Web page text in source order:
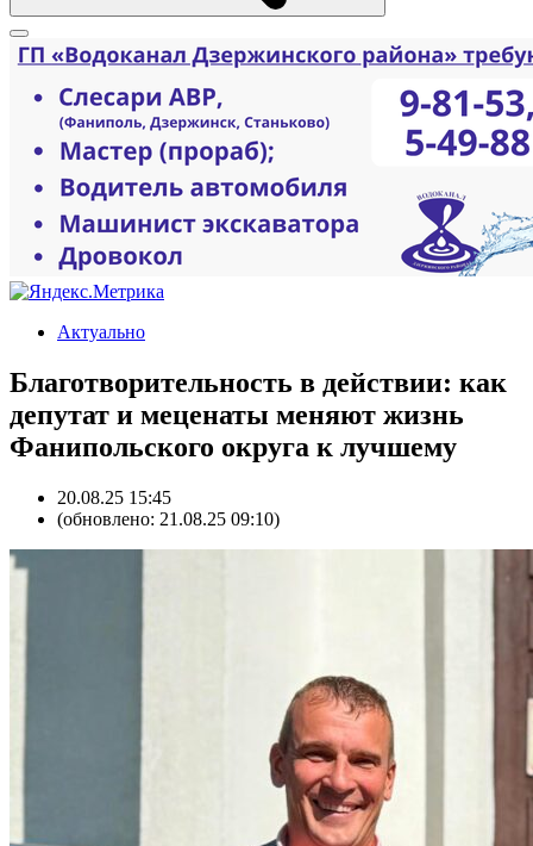
Актуально
Благотворительность в действии: как
депутат и меценаты меняют жизнь
Фанипольского округа к лучшему
20.08.25 15:45
(обновлено: 21.08.25 09:10)